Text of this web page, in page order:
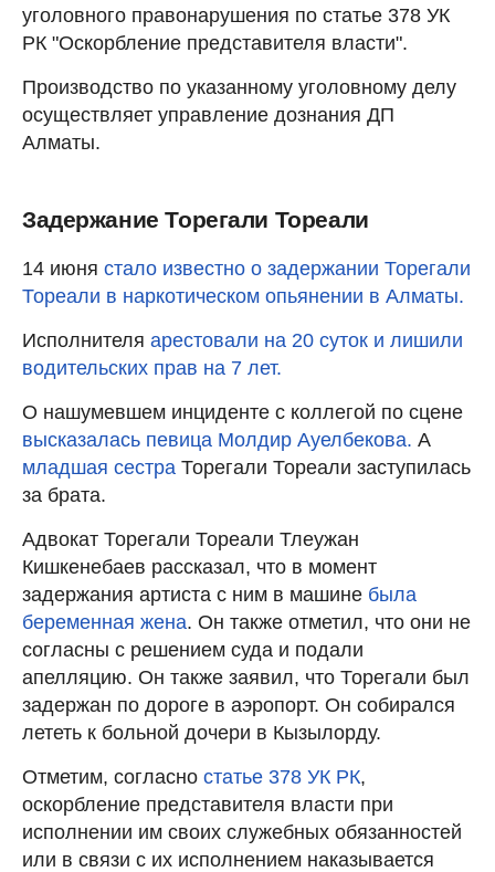
уголовного правонарушения по статье 378 УК
РК "Оскорбление представителя власти".
Производство по указанному уголовному делу
осуществляет управление дознания ДП
Алматы.
Задержание Торегали Тореали
14 июня стало известно о задержании Торегали
Тореали в наркотическом опьянении в Алматы.
Исполнителя арестовали на 20 суток и лишили
водительских прав на 7 лет.
О нашумевшем инциденте с коллегой по сцене
высказалась певица Молдир Ауелбекова. А
младшая сестра Торегали Тореали заступилась
за брата.
Адвокат Торегали Тореали Тлеужан
Кишкенебаев рассказал, что в момент
задержания артиста с ним в машине была
беременная жена. Он также отметил, что они не
согласны с решением суда и подали
апелляцию. Он также заявил, что Торегали был
задержан по дороге в аэропорт. Он собирался
лететь к больной дочери в Кызылорду.
Отметим, согласно статье 378 УК РК,
оскорбление представителя власти при
исполнении им своих служебных обязанностей
или в связи с их исполнением наказывается